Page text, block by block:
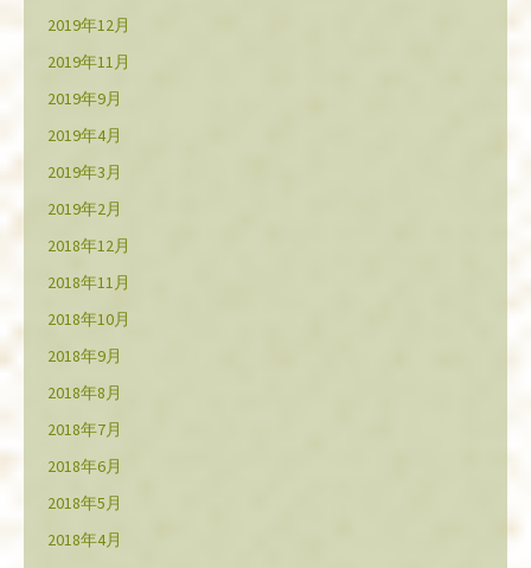
2019年12月
2019年11月
2019年9月
2019年4月
2019年3月
2019年2月
2018年12月
2018年11月
2018年10月
2018年9月
2018年8月
2018年7月
2018年6月
2018年5月
2018年4月